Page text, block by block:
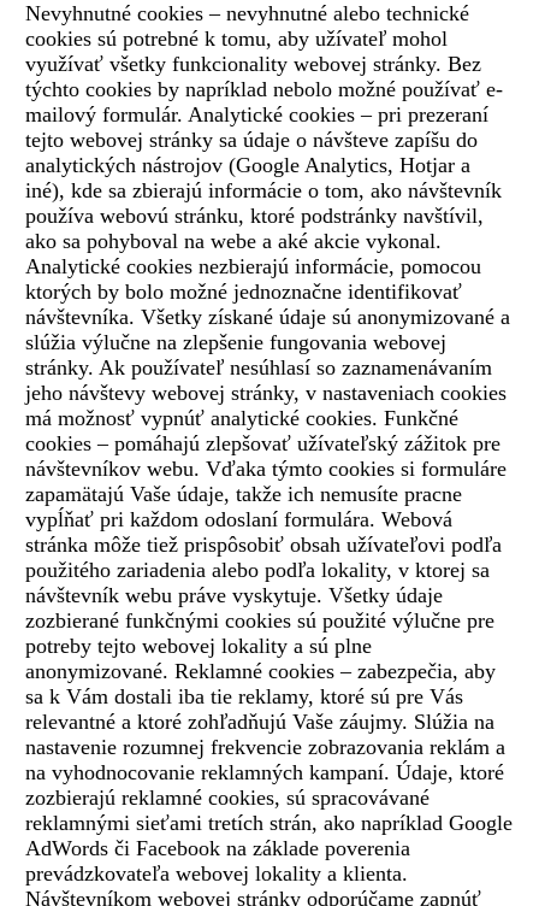
Nevyhnutné cookies – nevyhnutné alebo technické
cookies sú potrebné k tomu, aby užívateľ mohol
využívať všetky funkcionality webovej stránky. Bez
týchto cookies by napríklad nebolo možné používať e-
mailový formulár. Analytické cookies – pri prezeraní
tejto webovej stránky sa údaje o návšteve zapíšu do
analytických nástrojov (Google Analytics, Hotjar a
iné), kde sa zbierajú informácie o tom, ako návštevník
používa webovú stránku, ktoré podstránky navštívil,
ako sa pohyboval na webe a aké akcie vykonal.
Analytické cookies nezbierajú informácie, pomocou
ktorých by bolo možné jednoznačne identifikovať
návštevníka. Všetky získané údaje sú anonymizované a
slúžia výlučne na zlepšenie fungovania webovej
stránky. Ak používateľ nesúhlasí so zaznamenávaním
jeho návštevy webovej stránky, v nastaveniach cookies
má možnosť vypnúť analytické cookies. Funkčné
cookies – pomáhajú zlepšovať užívateľský zážitok pre
návštevníkov webu. Vďaka týmto cookies si formuláre
zapamätajú Vaše údaje, takže ich nemusíte pracne
vypĺňať pri každom odoslaní formulára. Webová
stránka môže tiež prispôsobiť obsah užívateľovi podľa
použitého zariadenia alebo podľa lokality, v ktorej sa
návštevník webu práve vyskytuje. Všetky údaje
zozbierané funkčnými cookies sú použité výlučne pre
potreby tejto webovej lokality a sú plne
anonymizované. Reklamné cookies – zabezpečia, aby
sa k Vám dostali iba tie reklamy, ktoré sú pre Vás
relevantné a ktoré zohľadňujú Vaše záujmy. Slúžia na
nastavenie rozumnej frekvencie zobrazovania reklám a
na vyhodnocovanie reklamných kampaní. Údaje, ktoré
zozbierajú reklamné cookies, sú spracovávané
reklamnými sieťami tretích strán, ako napríklad Google
AdWords či Facebook na základe poverenia
prevádzkovateľa webovej lokality a klienta.
Návštevníkom webovej stránky odporúčame zapnúť